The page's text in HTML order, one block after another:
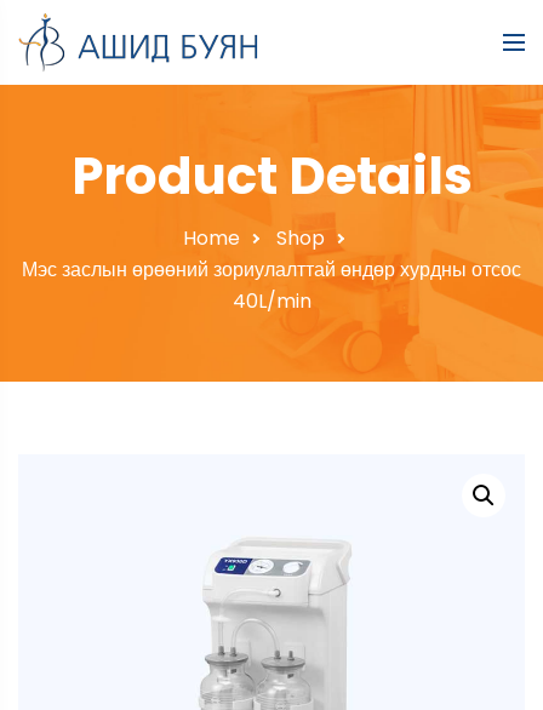
Product Details
Home
Shop
Мэс заслын өрөөний зориулалттай өндөр хурдны отсос
40L/min